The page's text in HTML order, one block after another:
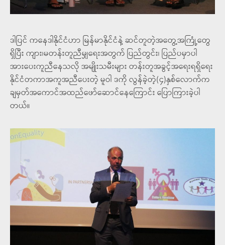
ဒါပြင် ကနေဒါနိုင်ငံဟာ မြန်မာနိုင်ငံနဲ့ ဆင်တူတဲ့အတွေ့အကြုံ့တွေ
ရှိပြီး ကျား၊မတန်းတူညီမျှရေးအတွက် ပြည်တွင်း၊ ပြည်ပမှာပါ
အားပေးကူညီနေသလို အမျိုးသမီးများ တန်းတူအခွင့်အရေးရရှိရေး
နိုင်ငံတကာအကူအညီပေးတဲ့ မူဝါ ဒကို လွန်ခဲ့တဲ့(၄)နှစ်လောက်က
ချမှတ်အကောင်အထည်ဖော်ဆောင်နေကြောင်း ပြောကြားခဲ့ပါ
တယ်။